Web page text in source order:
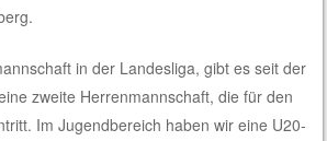
in der Landesliga, gibt es seit der
zweite Herrenmannschaft, die für den
Im Jugendbereich haben wir eine U20-